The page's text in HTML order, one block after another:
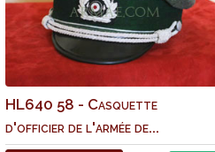
HL640 58 - Casquette
d'officier de l'armée de...